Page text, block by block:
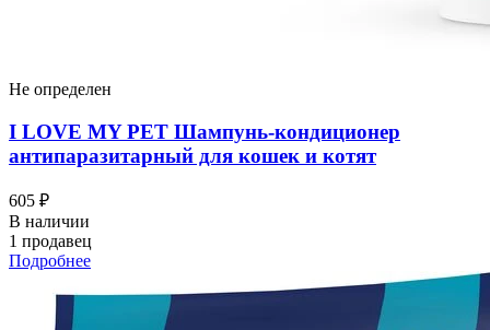
Не определен
I LOVЕ MY PET Шампунь-кондиционер
антипаразитарный для кошек и котят
605 ₽
В наличии
1 продавец
Подробнее